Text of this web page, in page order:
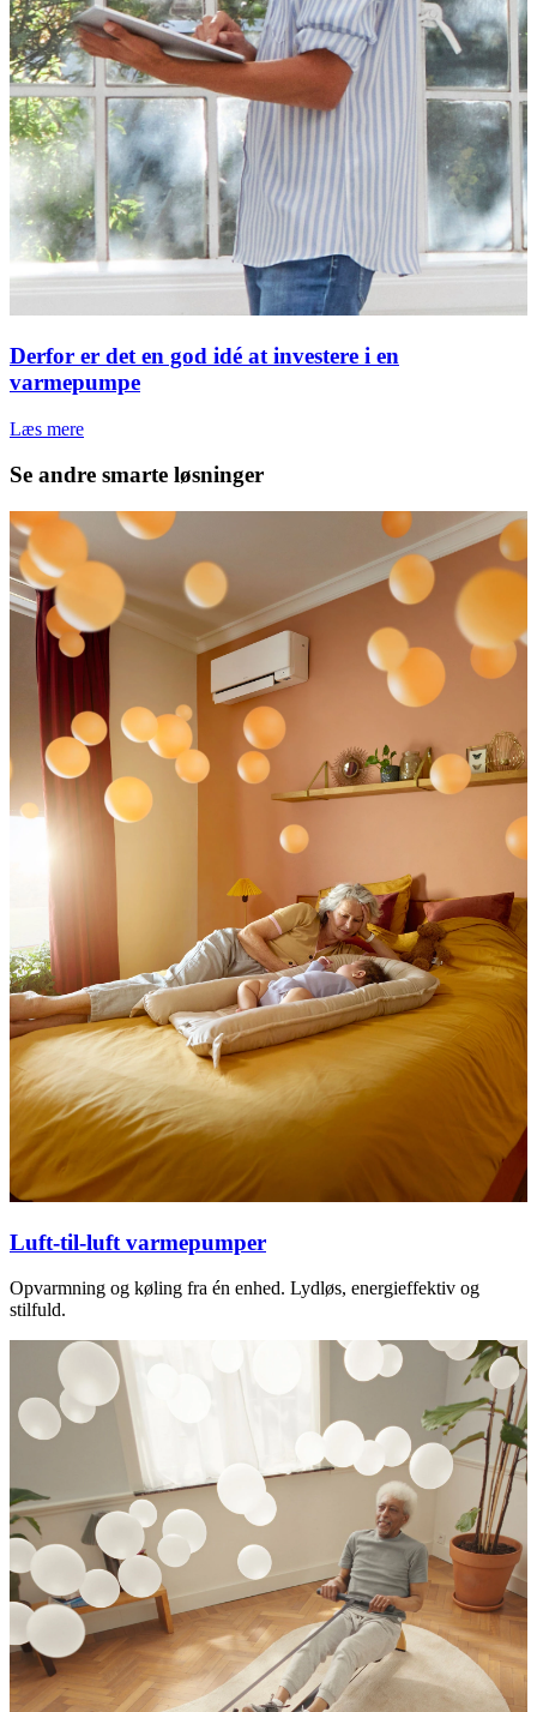
Derfor er det en god idé at investere i en
varmepumpe
Læs mere
Se andre smarte løsninger
Luft-til-luft varmepumper
Opvarmning og køling fra én enhed. Lydløs, energieffektiv og
stilfuld.